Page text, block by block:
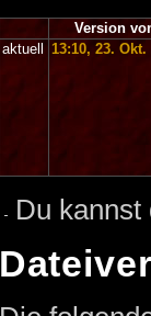
Version
aktuell
13:10, 23. Okt.
Du